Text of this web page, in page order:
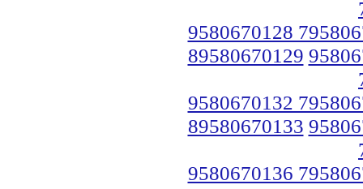
9580670128
89580670129
9580670132
89580670133
9580670136